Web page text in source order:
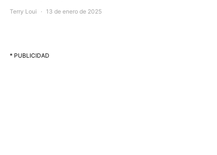
Terry Loui 13 de enero de 2025
* PUBLICIDAD